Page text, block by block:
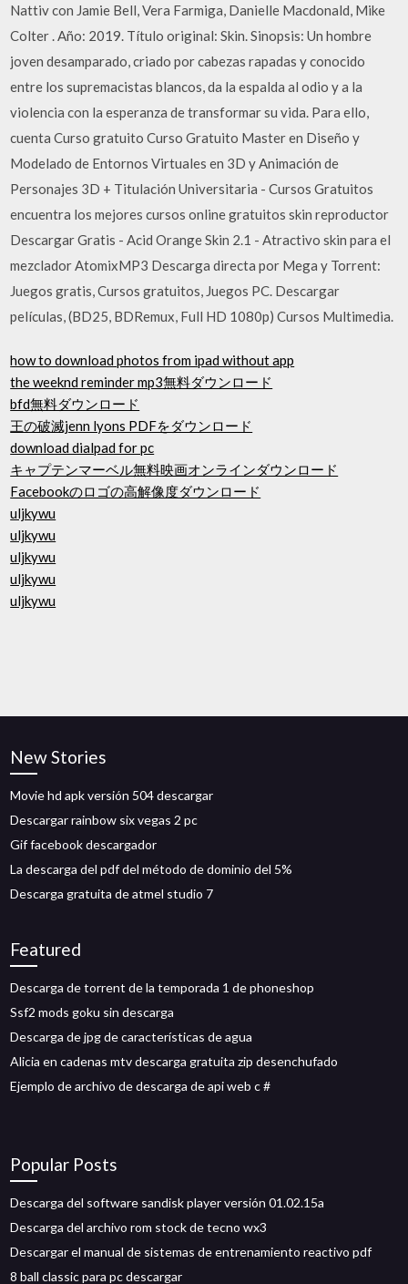
Nattiv con Jamie Bell, Vera Farmiga, Danielle Macdonald, Mike
Colter . Año: 2019. Título original: Skin. Sinopsis: Un hombre
joven desamparado, criado por cabezas rapadas y conocido
entre los supremacistas blancos, da la espalda al odio y a la
violencia con la esperanza de transformar su vida. Para ello,
cuenta Curso gratuito Curso Gratuito Master en Diseño y
Modelado de Entornos Virtuales en 3D y Animación de
Personajes 3D + Titulación Universitaria - Cursos Gratuitos
encuentra los mejores cursos online gratuitos skin reproductor
Descargar Gratis - Acid Orange Skin 2.1 - Atractivo skin para el
mezclador AtomixMP3 Descarga directa por Mega y Torrent:
Juegos gratis, Cursos gratuitos, Juegos PC. Descargar
películas, (BD25, BDRemux, Full HD 1080p) Cursos Multimedia.
how to download photos from ipad without app
the weeknd reminder mp3無料ダウンロード
bfd無料ダウンロード
王の破滅jenn lyons PDFをダウンロード
download dialpad for pc
キャプテンマーベル無料映画オンラインダウンロード
Facebookのロゴの高解像度ダウンロード
uljkywu
uljkywu
uljkywu
uljkywu
uljkywu
New Stories
Movie hd apk versión 504 descargar
Descargar rainbow six vegas 2 pc
Gif facebook descargador
La descarga del pdf del método de dominio del 5%
Descarga gratuita de atmel studio 7
Featured
Descarga de torrent de la temporada 1 de phoneshop
Ssf2 mods goku sin descarga
Descarga de jpg de características de agua
Alicia en cadenas mtv descarga gratuita zip desenchufado
Ejemplo de archivo de descarga de api web c #
Popular Posts
Descarga del software sandisk player versión 01.02.15a
Descarga del archivo rom stock de tecno wx3
Descargar el manual de sistemas de entrenamiento reactivo pdf
8 ball classic para pc descargar